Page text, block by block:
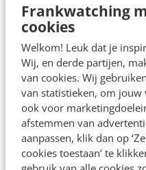
Frankwatching
cookies
Welkom! Leuk dat je
Wij, en derde partijen,
van cookies. Wij
van statistieken, om
ook voor
afstemmen van
aanpassen, klik dan op
cookies toestaan’ te
Frankwatching
Adverteren
Contact
Nieuwsbrieven
Over ons
Ons team